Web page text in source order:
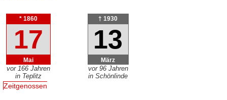
* 1860
17
Mai
vor 166 Jahren
in Teplitz
† 1930
13
März
vor 96 Jahren
in Schönlinde
Zeitgenossen